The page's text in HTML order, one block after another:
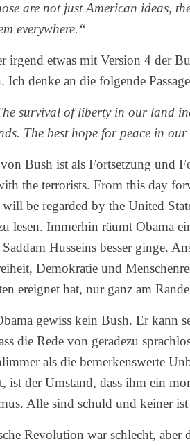
are not just American ideas,
everywhere.“
irgend etwas mit Version 4 der
Ich denke an die folgende
survival of liberty in our land
The best hope for peace in
Bush ist als Fortsetzung und
the terrorists. From this day
be regarded by the United
lesen. Immerhin räumt Obama
Husseins besser ginge.
Demokratie und
ereignet hat, nur ganz am
gewiss kein Bush. Er kann
die Rede von geradezu
als die bemerkenswerte
ist der Umstand, dass ihm ein
Alle sind schuld und keiner
Revolution war schlecht, aber